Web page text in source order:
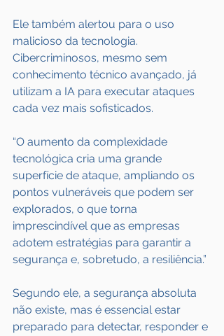
Ele também alertou para o uso
malicioso da tecnologia.
Cibercriminosos, mesmo sem
conhecimento técnico avançado, já
utilizam a IA para executar ataques
cada vez mais sofisticados.
“O aumento da complexidade
tecnológica cria uma grande
superfície de ataque, ampliando os
pontos vulneráveis que podem ser
explorados, o que torna
imprescindível que as empresas
adotem estratégias para garantir a
segurança e, sobretudo, a resiliência.”
Segundo ele, a segurança absoluta
não existe, mas é essencial estar
preparado para detectar, responder e